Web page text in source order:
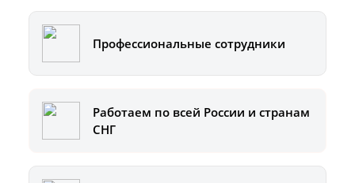
Профессиональные сотрудники
Работаем по всей России и странам
СНГ